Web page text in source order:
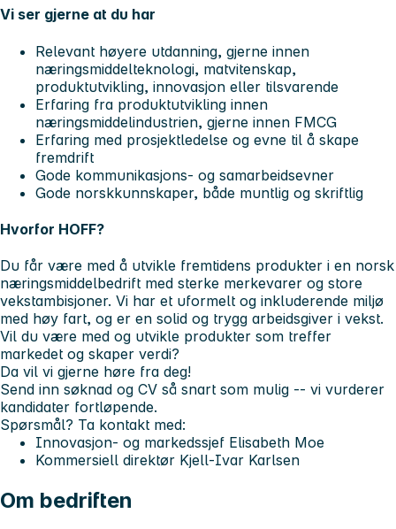
Vi ser gjerne at du har
Relevant høyere utdanning, gjerne innen
næringsmiddelteknologi, matvitenskap,
produktutvikling, innovasjon eller tilsvarende
Erfaring fra produktutvikling innen
næringsmiddelindustrien, gjerne innen FMCG
Erfaring med prosjektledelse og evne til å skape
fremdrift
Gode kommunikasjons- og samarbeidsevner
Gode norskkunnskaper, både muntlig og skriftlig
Hvorfor HOFF?
Du får være med å utvikle fremtidens produkter i en norsk
næringsmiddelbedrift med sterke merkevarer og store
vekstambisjoner. Vi har et uformelt og inkluderende miljø
med høy fart, og er en solid og trygg arbeidsgiver i vekst.
Vil du være med og utvikle produkter som treffer
markedet og skaper verdi?
Da vil vi gjerne høre fra deg!
Send inn søknad og CV så snart som mulig -- vi vurderer
kandidater fortløpende.
Spørsmål? Ta kontakt med:
Innovasjon- og markedssjef Elisabeth Moe
Kommersiell direktør Kjell-Ivar Karlsen
Om bedriften